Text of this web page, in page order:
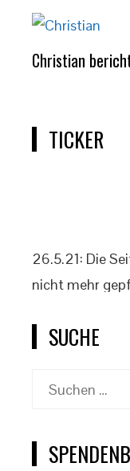
Christian
TICKER
26.5.21: Die
nicht mehr
SUCHE
Suchen